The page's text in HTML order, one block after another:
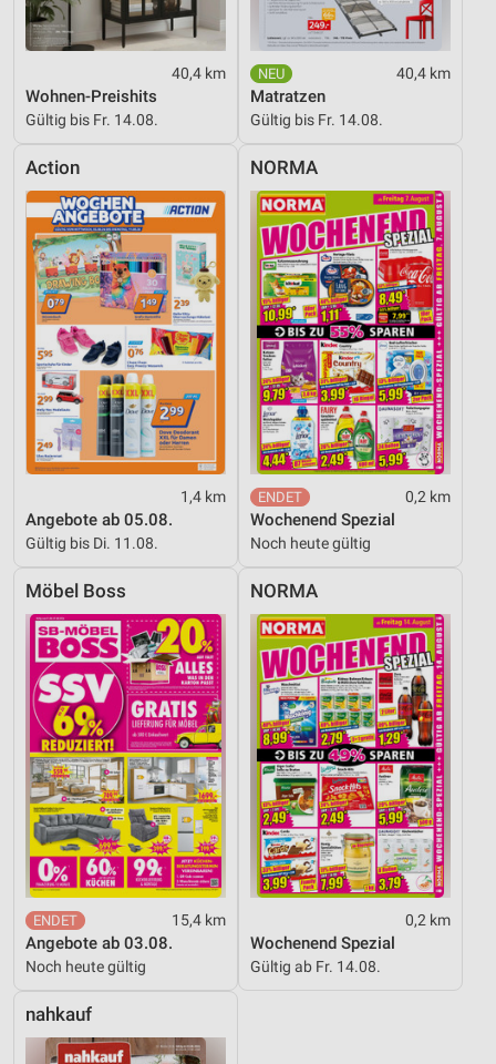
40,4 km
Wohnen-Preishits
Gültig bis Fr. 14.08.
40,4 km
Matratzen
Gültig bis Fr. 14.08.
Action
1,4 km
Angebote ab 05.08.
Gültig bis Di. 11.08.
NORMA
0,2 km
Wochenend Spezial
Noch heute gültig
Möbel Boss
15,4 km
Angebote ab 03.08.
Noch heute gültig
NORMA
0,2 km
Wochenend Spezial
Gültig ab Fr. 14.08.
nahkauf